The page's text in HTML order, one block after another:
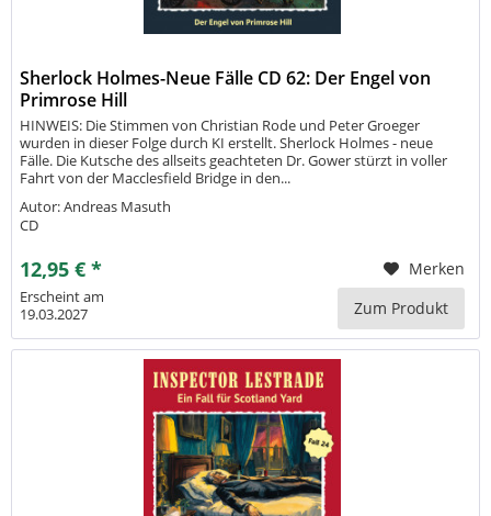
Sherlock Holmes-Neue Fälle CD 62: Der Engel von
Primrose Hill
HINWEIS: Die Stimmen von Christian Rode und Peter Groeger
wurden in dieser Folge durch KI erstellt. Sherlock Holmes - neue
Fälle. Die Kutsche des allseits geachteten Dr. Gower stürzt in voller
Fahrt von der Macclesfield Bridge in den...
Autor: Andreas Masuth
CD
12,95 € * Merken
Erscheint am
19.03.2027
Zum Produkt